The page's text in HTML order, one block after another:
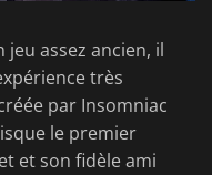
jeu assez ancien, il
très
par Insomniac
le premier
et son fidèle ami